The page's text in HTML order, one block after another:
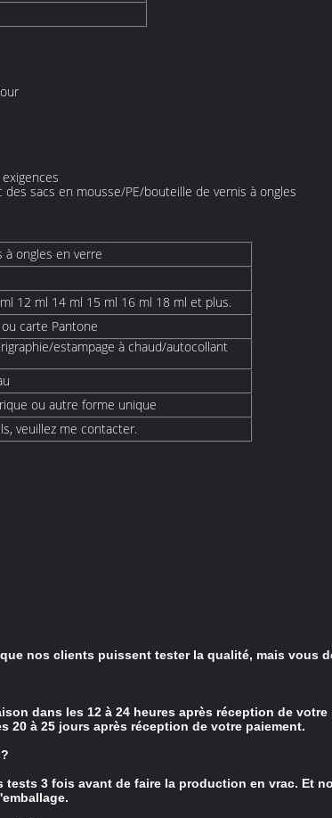
sacs en mousse/PE/bouteille de vernis à ongles
à ongles en verre
12 ml 14 ml 15 ml 16 ml 18 ml et plus.
carte Pantone
estampage à chaud/autocollant
ou autre forme unique
veuillez me contacter.
nos clients puissent tester la qualité, mais vous
dans les 12 à 24 heures après réception de
à 25 jours après réception de votre paiement.
3 fois avant de faire la production en vrac. Et